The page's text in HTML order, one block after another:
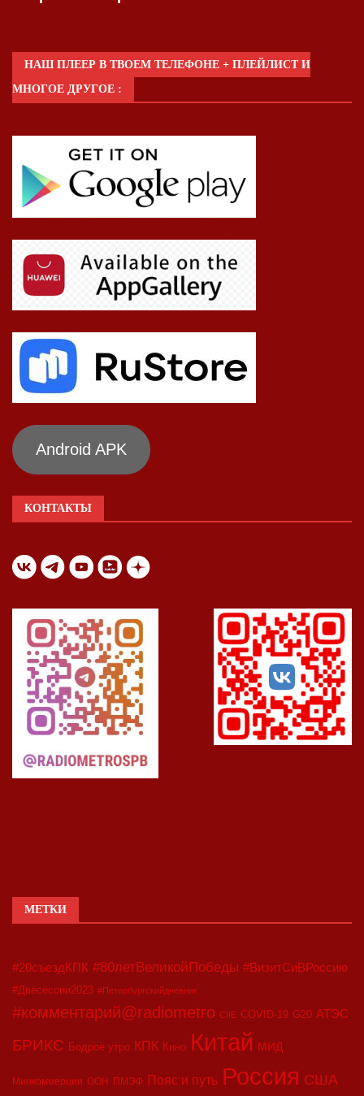
НАШ ПЛЕЕР В ТВОЕМ ТЕЛЕФОНЕ + ПЛЕЙЛИСТ И
МНОГОЕ ДРУГОЕ :
Android APK
КОНТАКТЫ
МЕТКИ
#20съездКПК #80летВеликойПобеды #ВизитСиВРоссию
#Двесессии2023 #Петербургскийдневник
#комментарий@radiometro CIIE COVID-19 G20 АТЭС
БРИКС Бодрое утро КПК Кино Китай МИД
Минкоммерции ООН ПМЭФ Пояс и путь Россия США